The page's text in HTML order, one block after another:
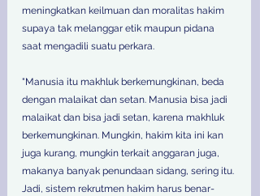
meningkatkan keilmuan dan moralitas hakim
supaya tak melanggar etik maupun pidana
saat mengadili suatu perkara.
"Manusia itu makhluk berkemungkinan, beda
dengan malaikat dan setan. Manusia bisa jadi
malaikat dan bisa jadi setan, karena makhluk
berkemungkinan. Mungkin, hakim kita ini kan
juga kurang, mungkin terkait anggaran juga,
makanya banyak penundaan sidang, sering itu.
Jadi, sistem rekrutmen hakim harus benar-